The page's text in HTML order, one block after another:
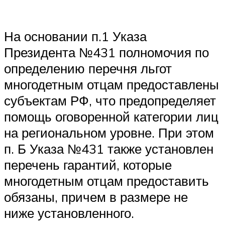
На основании п.1 Указа
Президента №431 полномочия по
определению перечня льгот
многодетным отцам предоставлены
субъектам РФ, что предопределяет
помощь оговоренной категории лиц
на региональном уровне. При этом
п. Б Указа №431 также установлен
перечень гарантий, которые
многодетным отцам предоставить
обязаны, причем в размере не
ниже установленного.